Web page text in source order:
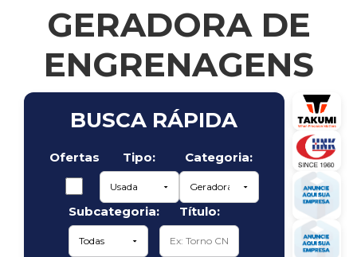
GERADORA DE
ENGRENAGENS
BUSCA RÁPIDA
Ofertas Tipo: Categoria:
Subcategoria: Título: